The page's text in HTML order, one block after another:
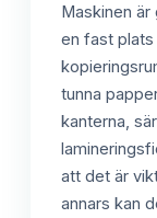
Maskinen
en fast
tunna
kanterna,
att det är
annars kan